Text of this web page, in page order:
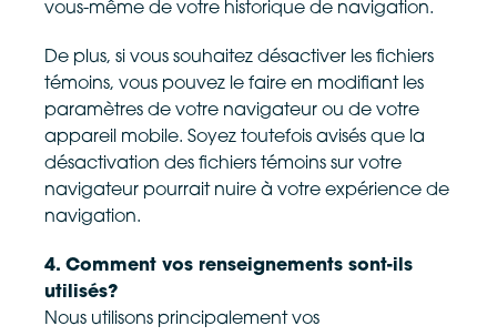
vous-même de votre historique de navigation.
De plus, si vous souhaitez désactiver les fichiers
témoins, vous pouvez le faire en modifiant les
paramètres de votre navigateur ou de votre
appareil mobile. Soyez toutefois avisés que la
désactivation des fichiers témoins sur votre
navigateur pourrait nuire à votre expérience de
navigation.
4. Comment vos renseignements sont-ils
utilisés?
Nous utilisons principalement vos